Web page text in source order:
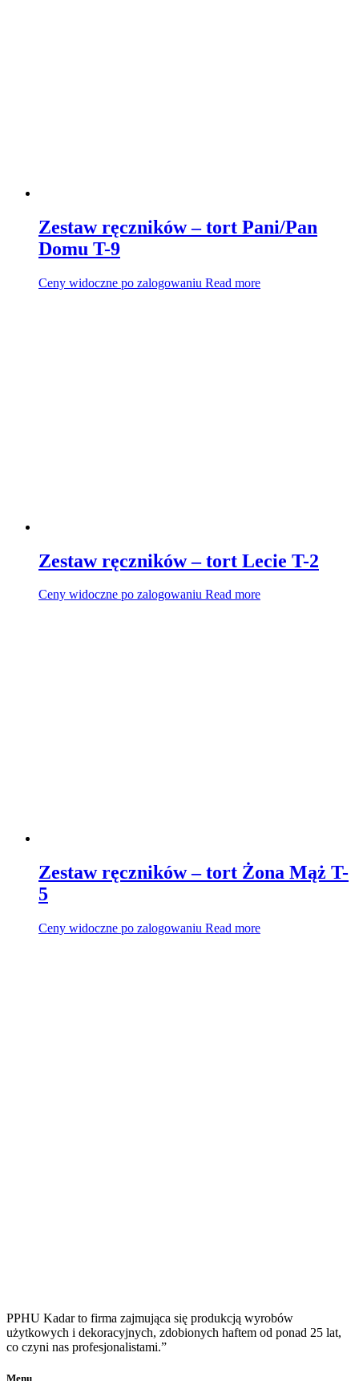
Zestaw ręczników – tort Pani/Pan
Domu T-9
Ceny widoczne po zalogowaniu Read more
Zestaw ręczników – tort Lecie T-2
Ceny widoczne po zalogowaniu Read more
Zestaw ręczników – tort Żona Mąż T-
5
Ceny widoczne po zalogowaniu Read more
PPHU Kadar to firma zajmująca się produkcją wyrobów
użytkowych i dekoracyjnych, zdobionych haftem od ponad 25 lat,
co czyni nas profesjonalistami.”
Menu